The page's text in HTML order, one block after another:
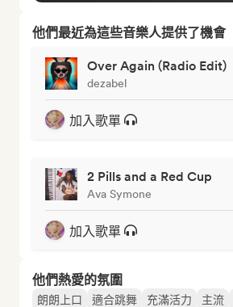
他們最近為這些音樂人提供了機會
Over Again (Radio Edit)
dezabel
加入歌單
2 Pills and a Red Cup
Ava Symone
加入歌單
他們熱愛的氛圍
朗朗上口 適合跳舞 充滿活力 主流